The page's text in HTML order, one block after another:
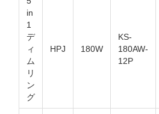
in
1
デ
ィ
ム
リ
ン
グ
HPJ 180W
KS-
180AW-
12P